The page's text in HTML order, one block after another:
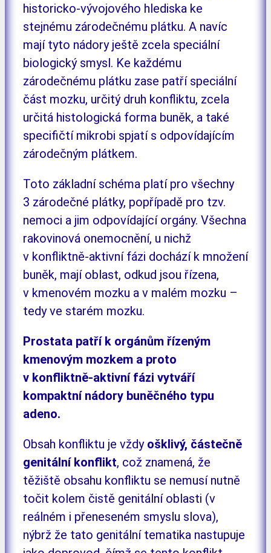
historicko-vývojového hlediska ke
stejnému zárodečnému plátku. A navíc
mají tyto nádory ještě zcela speciální
biologický smysl. Ke každému
zárodečnému plátku zase patří speciální
část mozku, určitý druh konfliktu, zcela
určitá histologická forma buněk, a také
specifičtí mikrobi spjatí s odpovídajícím
zárodečným plátkem.
Toto základní schéma platí pro všechny
3 zárodečné plátky, popřípadě pro tzv.
nemoci a jim odpovídající orgány. Všechna
rakovinová onemocnění, u nichž
v konfliktně-aktivní fázi dochází k množení
buněk, mají oblast, odkud jsou řízena,
v kmenovém mozku a v malém mozku –
tedy ve starém mozku.
Prostata patří k orgánům řízeným
kmenovým mozkem a proto
v konfliktně-aktivní fázi vytváří
kompaktní nádory buněčného typu
adeno.
Obsah konfliktu je vždy ošklivý, částečně
genitální konflikt, což znamená, že
těžiště obsahu konfliktu se nemusí nutně
točit kolem čistě genitální oblasti (v
reálném i přeneseném smyslu slova),
nýbrž že tato genitální tematika nastupuje